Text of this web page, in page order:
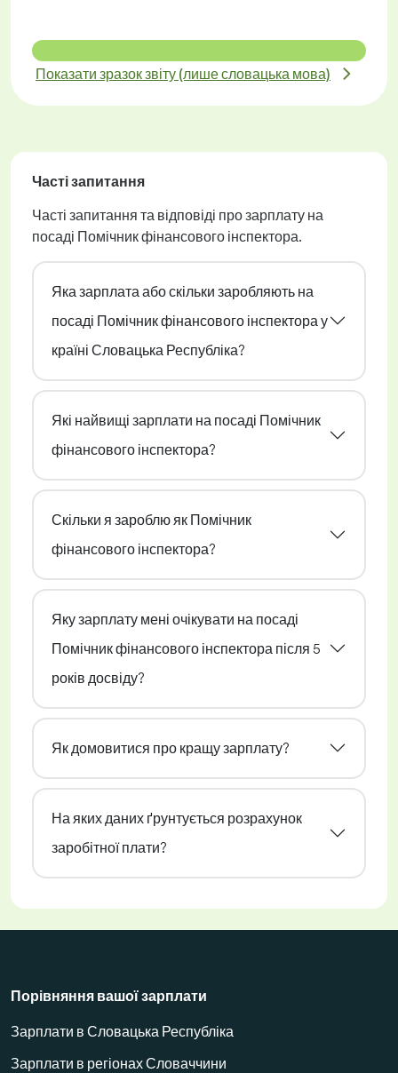
Показати зразок звіту (лише словацька мова)
Часті запитання
Часті запитання та відповіді про зарплату на
посаді Помічник фінансового інспектора.
Яка зарплата або скільки заробляють на
посаді Помічник фінансового інспектора у
країні Словацька Республіка?
Які найвищі зарплати на посаді Помічник
фінансового інспектора?
Скільки я зароблю як Помічник
фінансового інспектора?
Яку зарплату мені очікувати на посаді
Помічник фінансового інспектора після 5
років досвіду?
Як домовитися про кращу зарплату?
На яких даних ґрунтується розрахунок
заробітної плати?
Порівняння вашої зарплати
Зарплати в Словацька Республіка
Зарплати в регіонах Словаччини